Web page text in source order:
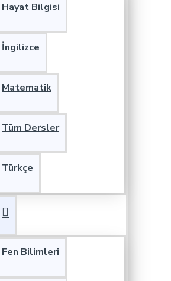
Hayat Bilgisi
İngilizce
Matematik
Tüm Dersler
Türkçe
Fen Bilimleri